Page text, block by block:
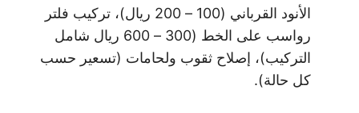
الأنود القرباني (100 – 200 ريال)، تركيب فلتر
رواسب على الخط (300 – 600 ريال شامل
التركيب)، إصلاح ثقوب ولحامات (تسعير حسب
كل حالة).